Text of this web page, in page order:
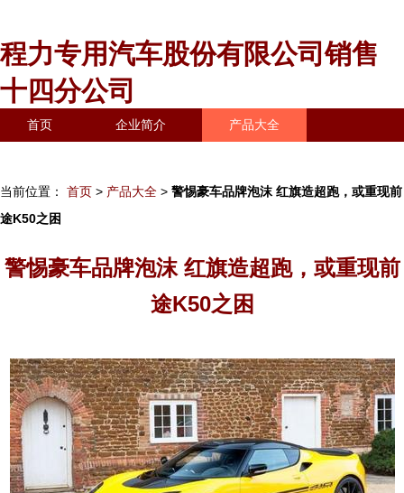
程力专用汽车股份有限公司销售
十四分公司
首页 企业简介 产品大全
当前位置： 首页 > 产品大全 > 警惕豪车品牌泡沫 红旗造超跑，或重现前
途K50之困
警惕豪车品牌泡沫 红旗造超跑，或重现前
途K50之困